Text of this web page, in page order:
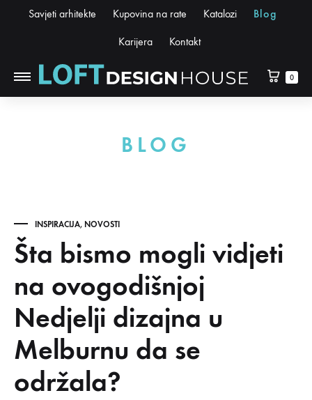
Savjeti arhitekte Kupovina na rate Katalozi Blog
Karijera Kontakt
0
BLOG
INSPIRACIJA, NOVOSTI
Šta bismo mogli vidjeti
na ovogodišnjoj
Nedjelji dizajna u
Melburnu da se
održala?